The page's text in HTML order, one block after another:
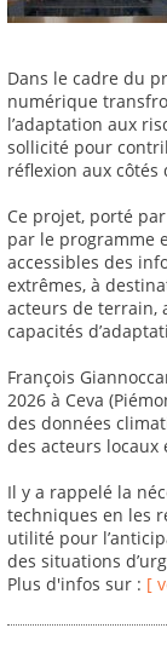
Dans le cadre du
numérique
l’adaptation aux
sollicité pour
réflexion aux côtés
Ce projet, porté
par le programme
accessibles des
extrêmes, à
acteurs de terrain,
capacités
François
2026 à Ceva
des données
des acteurs
Il y a rappelé la
techniques en les
utilité pour
des situations
Plus d'infos sur : [